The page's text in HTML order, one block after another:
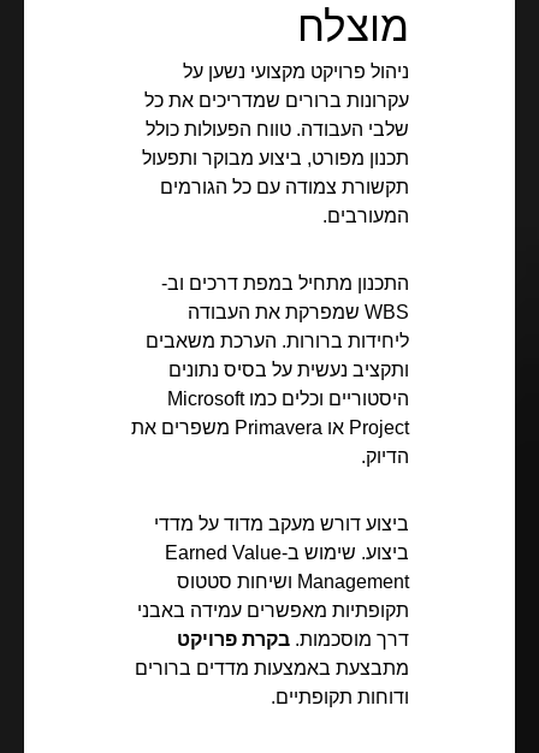
מוצלח
ניהול פרויקט מקצועי נשען על
עקרונות ברורים שמדריכים את כל
שלבי העבודה. טווח הפעולות כולל
תכנון מפורט, ביצוע מבוקר ותפעול
תקשורת צמודה עם כל הגורמים
המעורבים.
התכנון מתחיל במפת דרכים וב-
WBS שמפרקת את העבודה
ליחידות ברורות. הערכת משאבים
ותקציב נעשית על בסיס נתונים
היסטוריים וכלים כמו Microsoft
Project או Primavera משפרים את
הדיוק.
ביצוע דורש מעקב מדוד על מדדי
ביצוע. שימוש ב-Earned Value
Management ושיחות סטטוס
תקופתיות מאפשרים עמידה באבני
דרך מוסכמות. בקרת פרויקט
מתבצעת באמצעות מדדים ברורים
ודוחות תקופתיים.